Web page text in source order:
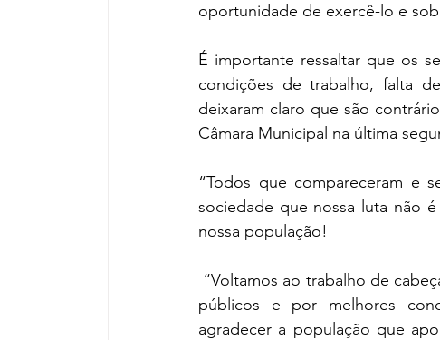
oportunidade de exercê-lo e
É importante ressaltar que os
condições de trabalho, falta
deixaram claro que são
Câmara Municipal na última
“Todos que compareceram e
sociedade que nossa luta não
nossa população!
“Voltamos ao trabalho de
públicos e por melhores
agradecer a população que